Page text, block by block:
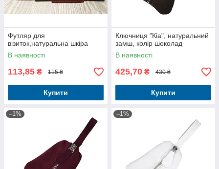
Футляр для
візиток,натуральна шкіра
В наявності
113,85 ₴ 115 ₴
Купити
Ключниця "Кіа", натуральний
замш, колір шоколад
В наявності
425,70 ₴ 430 ₴
Купити
–1% –1%